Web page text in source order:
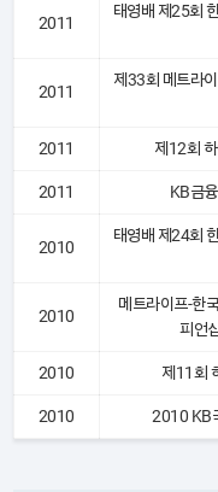
2011
태영배 제25회
2011
제33회 메트라
2011 제12회
2011 KB금
2010
태영배 제24회
2010
메트라이프-한
피언
2010 제11회
2010 2010 KB